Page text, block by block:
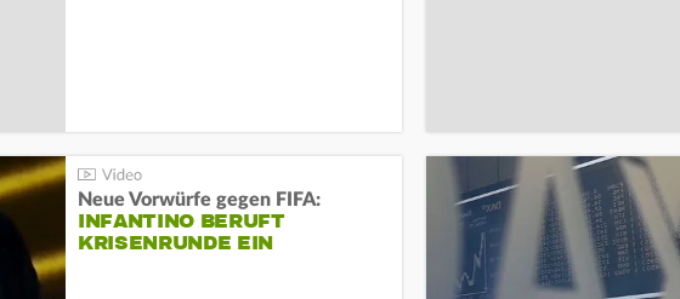
Neue Vorwürfe gegen FIFA:
INFANTINO BERUFT
KRISENRUNDE EIN